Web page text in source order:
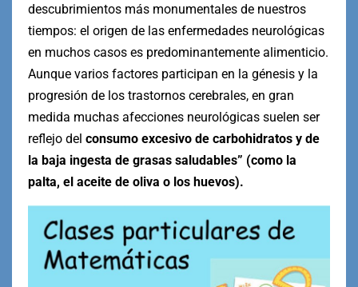
descubrimientos más monumentales de nuestros
tiempos: el origen de las enfermedades neurológicas
en muchos casos es predominantemente alimenticio.
Aunque varios factores participan en la génesis y la
progresión de los trastornos cerebrales, en gran
medida muchas afecciones neurológicas suelen ser
reflejo del consumo excesivo de carbohidratos y de
la baja ingesta de grasas saludables” (como la
palta, el aceite de oliva o los huevos).